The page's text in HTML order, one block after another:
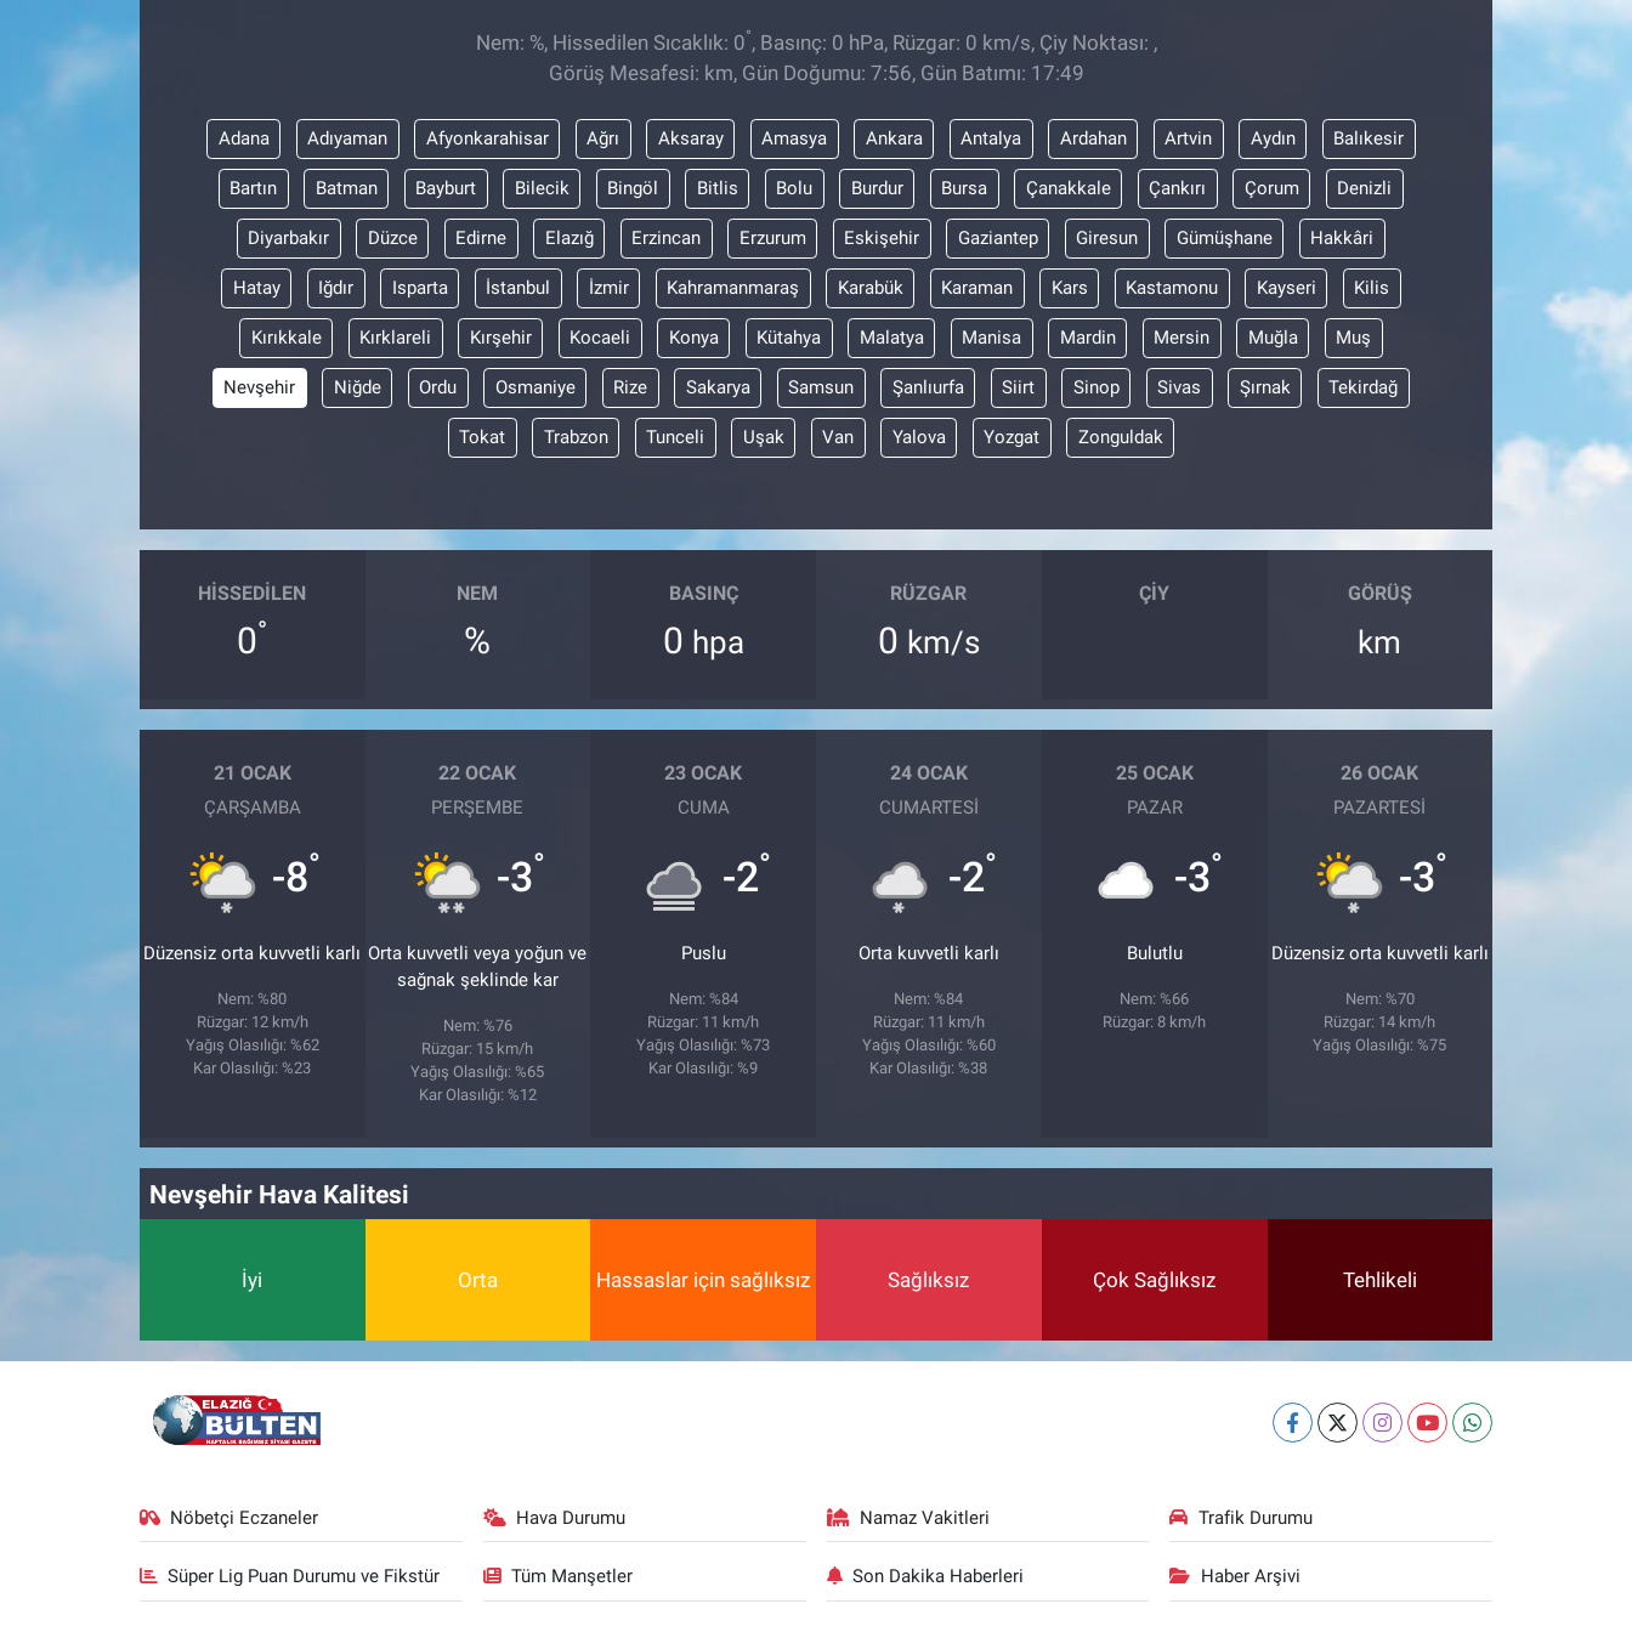
Nem: %, Hissedilen Sıcaklık: 0°, Basınç: 0 hPa, Rüzgar: 0 km/s, Çiy Noktası: ,
Görüş Mesafesi: km, Gün Doğumu: 7:56, Gün Batımı: 17:49
Adana Adıyaman Afyonkarahisar Ağrı Aksaray Amasya Ankara Antalya Ardahan Artvin Aydın Balıkesir
Bartın Batman Bayburt Bilecik Bingöl Bitlis Bolu Burdur Bursa Çanakkale Çankırı Çorum Denizli
Diyarbakır Düzce Edirne Elazığ Erzincan Erzurum Eskişehir Gaziantep Giresun Gümüşhane Hakkâri
Hatay Iğdır Isparta İstanbul İzmir Kahramanmaraş Karabük Karaman Kars Kastamonu Kayseri Kilis
Kırıkkale Kırklareli Kırşehir Kocaeli Konya Kütahya Malatya Manisa Mardin Mersin Muğla Muş
Nevşehir Niğde Ordu Osmaniye Rize Sakarya Samsun Şanlıurfa Siirt Sinop Sivas Şırnak Tekirdağ
Tokat Trabzon Tunceli Uşak Van Yalova Yozgat Zonguldak
HISSEDILEN
0°
NEM
%
BASINÇ
0 hpa
RÜZGAR
0 km/s
ÇIY GÖRÜŞ
km
21 OCAK
ÇARŞAMBA
-8°
Düzensiz orta kuvvetli karlı
Nem: %80
Rüzgar: 12 km/h
Yağış Olasılığı: %62
Kar Olasılığı: %23
22 OCAK
PERŞEMBE
-3°
Orta kuvvetli veya yoğun ve
sağnak şeklinde kar
Nem: %76
Rüzgar: 15 km/h
Yağış Olasılığı: %65
Kar Olasılığı: %12
23 OCAK
CUMA
-2°
Puslu
Nem: %84
Rüzgar: 11 km/h
Yağış Olasılığı: %73
Kar Olasılığı: %9
24 OCAK
CUMARTESI
-2°
Orta kuvvetli karlı
Nem: %84
Rüzgar: 11 km/h
Yağış Olasılığı: %60
Kar Olasılığı: %38
25 OCAK
PAZAR
-3°
Bulutlu
Nem: %66
Rüzgar: 8 km/h
26 OCAK
PAZARTESI
-3°
Düzensiz orta kuvvetli karlı
Nem: %70
Rüzgar: 14 km/h
Yağış Olasılığı: %75
Nevşehir Hava Kalitesi
İyi Orta Hassaslar için sağlıksız Sağlıksız Çok Sağlıksız Tehlikeli
Nöbetçi Eczaneler Hava Durumu Namaz Vakitleri Trafik Durumu
Süper Lig Puan Durumu ve Fikstür Tüm Manşetler Son Dakika Haberleri Haber Arşivi
Sağlıklı Yaşam